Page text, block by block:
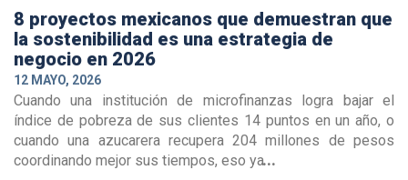
8 proyectos mexicanos que demuestran que
la sostenibilidad es una estrategia de
negocio en 2026
12 MAYO, 2026
Cuando una institución de microfinanzas logra bajar el
índice de pobreza de sus clientes 14 puntos en un año, o
cuando una azucarera recupera 204 millones de pesos
coordinando mejor sus tiempos, eso ya